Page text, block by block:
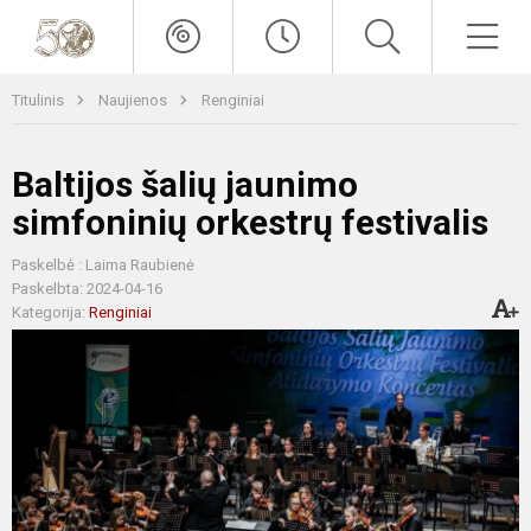
Titulinis Naujienos Renginiai
Baltijos šalių jaunimo
simfoninių orkestrų festivalis
Paskelbė : Laima Raubienė
Paskelbta: 2024-04-16
Kategorija: Renginiai